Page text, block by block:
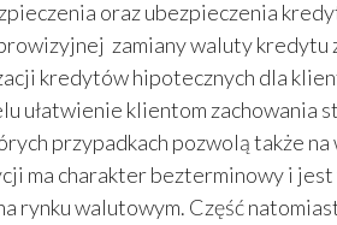
oraz ubezpieczenia
zamiany waluty kredytu
kredytów hipotecznych dla
ułatwienie klientom
przypadkach pozwolą także
ma charakter bezterminowy i
rynku walutowym. Część